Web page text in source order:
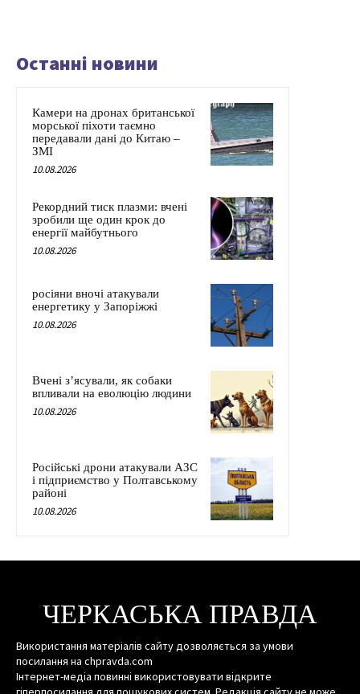
Останні новини
Камери на дронах британської
морської піхоти таємно
передавали дані до Китаю –
ЗМІ
10.08.2026
Рекордний тиск плазми: вчені
зробили ще один крок до
енергії майбутнього
10.08.2026
росіяни вночі атакували
енергетику у Запоріжжі
10.08.2026
Вчені з’ясували, як собаки
впливали на еволюцію людини
10.08.2026
Російські дрони атакували АЗС
і підприємство у Полтавському
районі
10.08.2026
ЧЕРКАСЬКА ПРАВДА
Використання матеріалів сайту дозволяється за умови
посилання на chpravda.com
Інтернет-медіа повинні використовувати відкрите